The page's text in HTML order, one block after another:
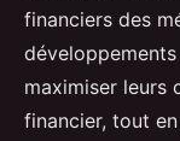
financiers des
maximiser leurs
financier, tout